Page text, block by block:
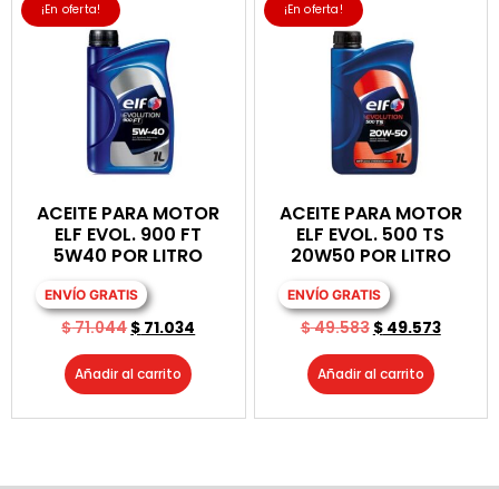
¡En oferta!
ACEITE PARA MOTOR
ELF EVOL. 900 FT
5W40 POR LITRO
ENVÍO GRATIS
$71.044$ 71.034
Añadir al carrito
¡En oferta!
ACEITE PARA MOTOR
ELF EVOL. 500 TS
20W50 POR LITRO
ENVÍO GRATIS
$49.583 $49.573
Añadir al carrito